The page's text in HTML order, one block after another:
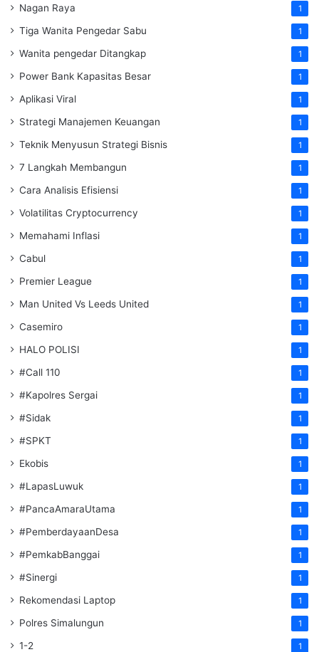
Nagan Raya 1
Tiga Wanita Pengedar Sabu 1
Wanita pengedar Ditangkap 1
Power Bank Kapasitas Besar 1
Aplikasi Viral 1
Strategi Manajemen Keuangan 1
Teknik Menyusun Strategi Bisnis 1
7 Langkah Membangun 1
Cara Analisis Efisiensi 1
Volatilitas Cryptocurrency 1
Memahami Inflasi 1
Cabul 1
Premier League 1
Man United Vs Leeds United 1
Casemiro 1
HALO POLISI 1
#Call 110 1
#Kapolres Sergai 1
#Sidak 1
#SPKT 1
Ekobis 1
#LapasLuwuk 1
#PancaAmaraUtama 1
#PemberdayaanDesa 1
#PemkabBanggai 1
#Sinergi 1
Rekomendasi Laptop 1
Polres Simalungun 1
1-2 1